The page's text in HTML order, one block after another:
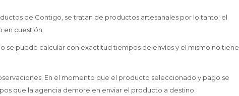
de Contigo, se tratan de productos artesanales por lo tanto: el
cuestión.
se puede calcular con exactitud tiempos de envíos y el mismo no tiene
En el momento que el producto seleccionado y pago se
que la agencia demore en enviar el producto a destino.